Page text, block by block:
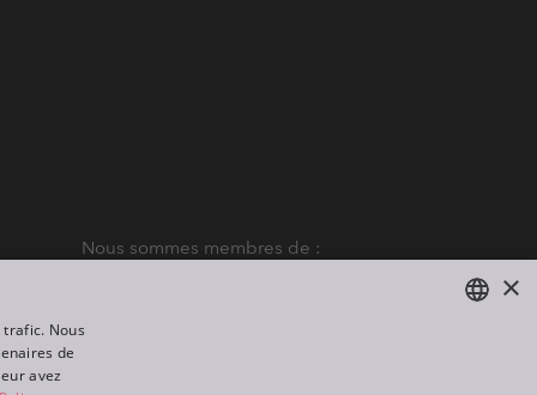
Nous sommes membres de :
×
Nous
de
avez